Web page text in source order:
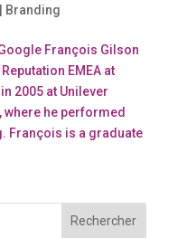
Branding
François Gilson
EMEA at
2005 at Unilever
he performed
François is a graduate
Rechercher